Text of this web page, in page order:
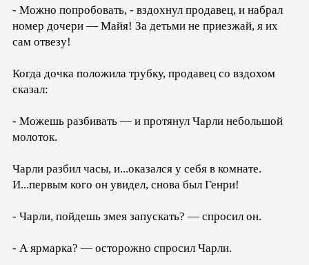
- Можно попробовать, - вздохнул продавец, и набрал
номер дочери — Майя! За детьми не приезжай, я их
сам отвезу!
Когда дочка положила трубку, продавец со вздохом
сказал:
- Можешь разбивать — и протянул Чарли небольшой
молоток.
Чарли разбил часы, и...оказался у себя в комнате.
И...первым кого он увидел, снова был Генри!
- Чарли, пойдешь змея запускать? — спросил он.
- А ярмарка? — осторожно спросил Чарли.